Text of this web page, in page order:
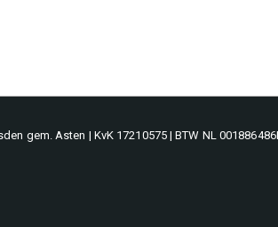
gem. Asten | KvK 17210575 | BTW NL